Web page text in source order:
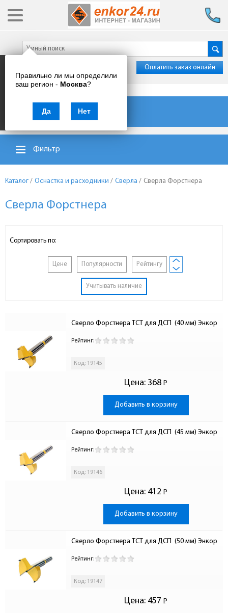
Правильно ли мы определили
ваш регион - Москва?
Да Нет
Оплатить заказ онлайн
Каталог товаров
Фильтр
Каталог / Оснастка и расходники / Сверла / Сверла Форстнера
Сверла Форстнера
Сортировать по:
Цене Популярности Рейтингу
Учитывать наличие
Сверло Форстнера ТСТ для ДСП  (40 мм) Энкор
Рейтинг:
Код: 19145
Цена: 368 Р
-
Добавить в корзину
Сверло Форстнера ТСТ для ДСП  (45 мм) Энкор
Рейтинг:
Код: 19146
Цена: 412 Р
-
Добавить в корзину
Сверло Форстнера ТСТ для ДСП  (50 мм) Энкор
Рейтинг:
Код: 19147
Цена: 457 Р
-